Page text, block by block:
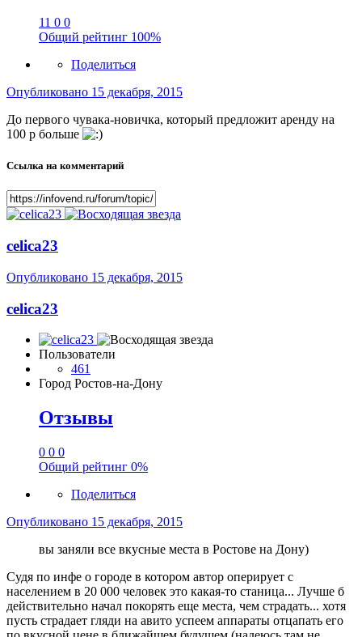
11 0 0
Общий рейтинг 100%
Поделиться
Опубликовано 15 декабря, 2015
До первого чувака-новичка, который предложит аренду на
100 р больше
Ссылка на комментарий
celica23
Опубликовано 15 декабря, 2015
celica23
Пользователи
461
Город Ростов-на-Дону
Отзывы
0 0 0
Общий рейтинг 0%
Поделиться
Опубликовано 15 декабря, 2015
вы заняли все вкусные места в Ростове на Дону)
Судя по инфе о городе в котором автор оперирует с
населением в 20 000 человек это какая-то станица... Лучше б
действительно начал покорять еще места, чем страдать... хотя
пусть страдает гляди на авито успеем аппараты отцапать его